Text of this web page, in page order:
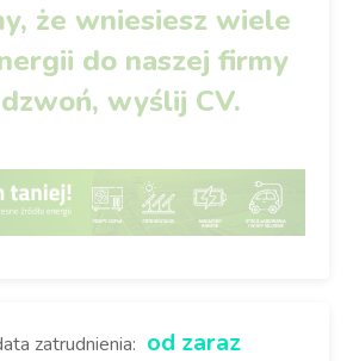
że wniesiesz wiele
do naszej firmy
wyślij CV.
zatrudnienia: od zaraz